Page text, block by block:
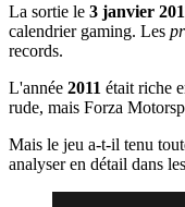
La sortie le 3 janvier
calendrier gaming. Les
records.
L'année 2011 était riche
rude, mais Forza
Mais le jeu a-t-il tenu
analyser en détail dans